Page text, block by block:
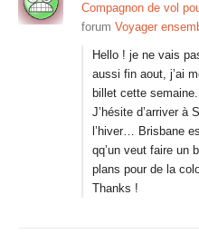
Compagnon de vol
forum Voyager
Hello ! je ne vais
aussi fin aout, j’ai
billet cette semaine.
J’hésite d’arriver à
l’hiver… Brisbane
qq’un veut faire un
plans pour de la
Thanks !